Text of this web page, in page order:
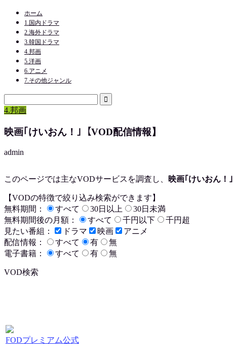
ホーム
1.国内ドラマ
2.海外ドラマ
3.韓国ドラマ
4.邦画
5.洋画
6.アニメ
7.その他ジャンル
4.邦画
映画｢けいおん！｣【VOD配信情報】
admin
このページでは主なVODサービスを調査し、 映画｢けいおん！｣
【VODの特徴で絞り込み検索ができます】
無料期間：
すべて 30日以上
30日未満
無料期間後の月額：
すべて 千円以下
千円超
見たい番組：
ドラマ 映画
アニメ
配信情報：
すべて 有
無
電子書籍：
すべて 有 無
VOD検索
FODプレミアム公式